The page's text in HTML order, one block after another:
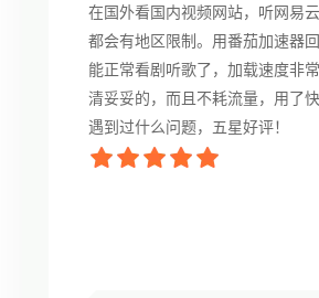
在国外看国内视频网站，听网易
都会有地区限制。用番茄加速器
能正常看剧听歌了，加载速度非
清妥妥的，而且不耗流量，用了
遇到过什么问题，五星好评！